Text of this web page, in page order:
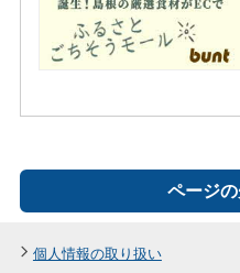
ページ
個人情報の取り扱い